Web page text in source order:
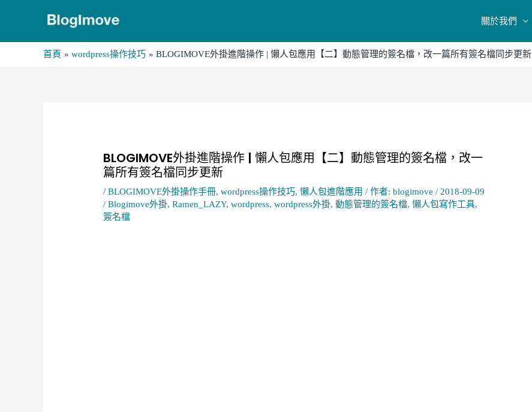
關於我們
首頁 wordpress操作技巧 BLOGIMOVE外掛進階操作 | 懶人包應用【二】動態管理的簽名檔，改一篇所有簽名檔同步更新
BLOGIMOVE外掛進階操作 | 懶人包應用【二】動態管理的簽名檔，改一
篇所有簽名檔同步更新
/BLOGIMOVE外掛操作手冊,wordpress操作技巧,懶人包進階應用 / 作者:blogimove/ 2018-09-09
/Blogimove外掛,Ramen_LAZY,wordpress,wordpress外掛,動態管理的簽名檔,懶人包寫作工具,
簽名檔